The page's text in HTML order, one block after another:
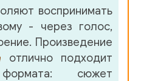
воспринимать
- через голос,
Произведение
отлично подходит
сюжет